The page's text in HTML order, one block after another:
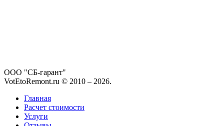
ООО "СБ-гарант"
VotEtoRemont.ru © 2010 – 2026.
Главная
Расчет стоимости
Услуги